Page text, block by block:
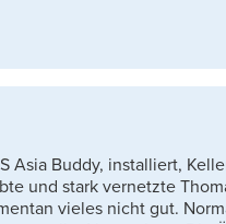
Asia Buddy, installiert,
und stark vernetzte
vieles nicht gut.